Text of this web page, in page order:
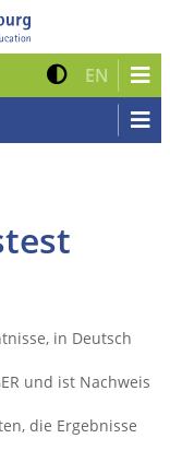
Kontrast
EN Zur
in Deutsch
und ist Nachweis
die Ergebnisse